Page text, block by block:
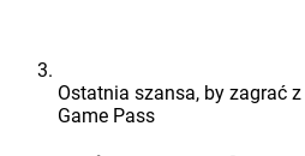
Ostatnia szansa, by zagrać
Game Pass